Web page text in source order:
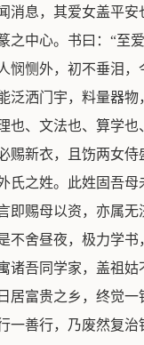
消息，其爱女盖平
中心。书曰：“至
恻外，初不垂泪
洒门宇，料量器
、文法也、算学
新衣，且饬两女
之姓。此姓固吾
即赐母以资，亦属
舍昼夜，极力学
吾同学家，盖祖
富贵之乡，终觉
善行，乃废然复